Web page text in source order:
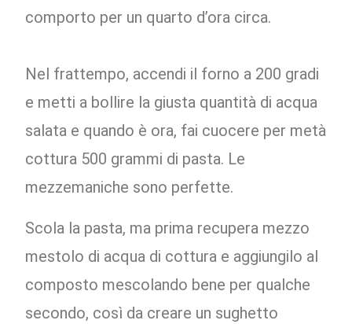
comporto per un quarto d’ora circa.
Nel frattempo, accendi il forno a 200 gradi
e metti a bollire la giusta quantità di acqua
salata e quando è ora, fai cuocere per metà
cottura 500 grammi di pasta. Le
mezzemaniche sono perfette.
Scola la pasta, ma prima recupera mezzo
mestolo di acqua di cottura e aggiungilo al
composto mescolando bene per qualche
secondo, così da creare un sughetto